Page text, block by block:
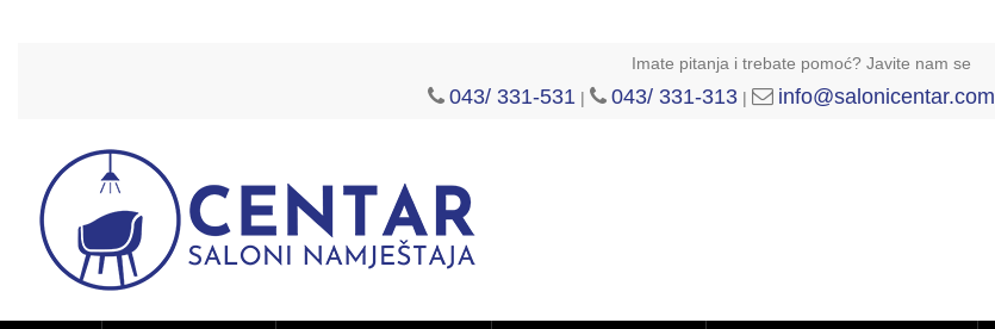
Imate pitanja i trebate pomoć? Javite nam se
043/ 331-531 | 043/ 331-313 | info@salonicentar.com